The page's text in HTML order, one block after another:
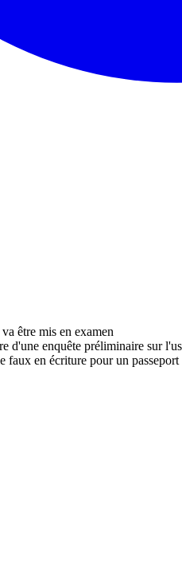
d'une enquête préliminaire sur
faux en écriture pour un